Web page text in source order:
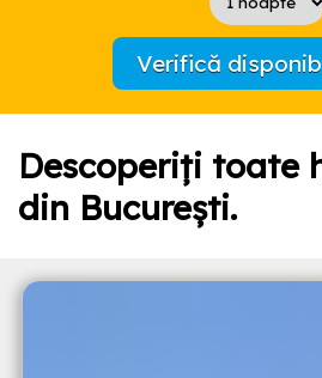
Verifică
Descoperiți toate
din București.